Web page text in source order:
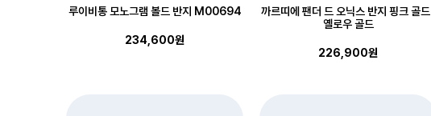
루이비통 모노그램 볼드 반지 M00694
234,600원
까르띠에 팬더 드 오닉스 반지 핑크 골드 ,
옐로우 골드
226,900원